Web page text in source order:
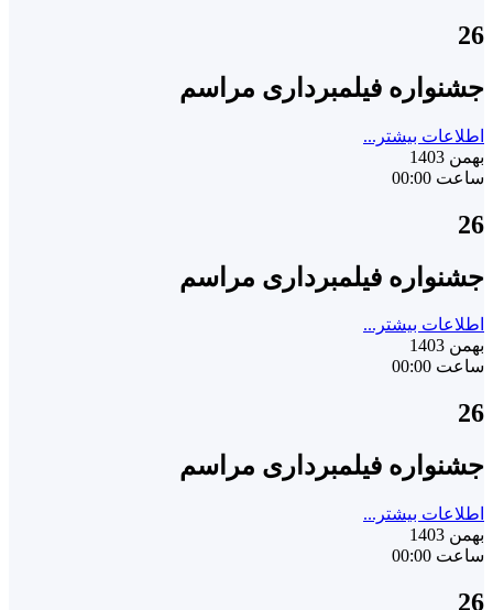
26
جشنواره فیلمبرداری مراسم
اطلاعات بیشتر...
بهمن 1403
ساعت 00:00
26
جشنواره فیلمبرداری مراسم
اطلاعات بیشتر...
بهمن 1403
ساعت 00:00
26
جشنواره فیلمبرداری مراسم
اطلاعات بیشتر...
بهمن 1403
ساعت 00:00
26